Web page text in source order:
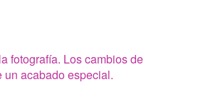
fotografía. Los cambios de
un acabado especial.